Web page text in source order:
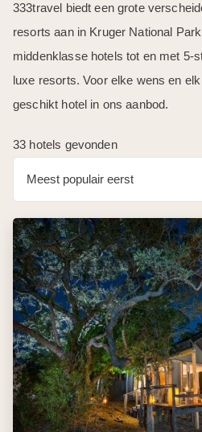
333travel biedt een grote
resorts aan in Kruger National
middenklasse hotels tot en met 5-
luxe resorts. Voor elke wens en
geschikt hotel in ons aanbod.
33 hotels gevonden